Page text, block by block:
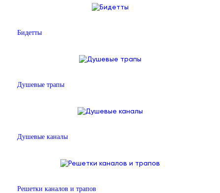
Бидетты
Душевые трапы
Душевые каналы
Решетки каналов и трапов